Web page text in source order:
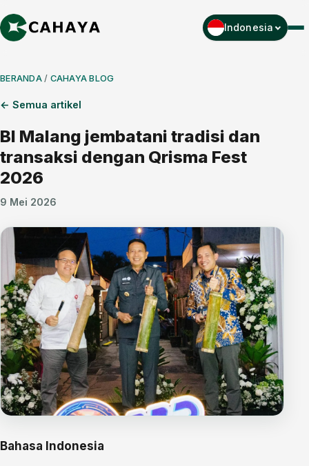
Indonesia Menu
BERANDA/ CAHAYA BLOG
← Semua artikel
BI Malang jembatani tradisi dan
transaksi dengan Qrisma Fest
2026
9 Mei 2026
Bahasa Indonesia